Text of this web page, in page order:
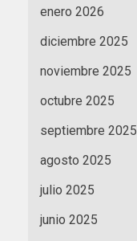
enero 2026
diciembre 2025
noviembre 2025
octubre 2025
septiembre 2025
agosto 2025
julio 2025
junio 2025